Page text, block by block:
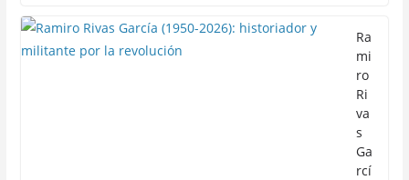
Ra
mi
ro
Ri
va
s
Ga
rcí